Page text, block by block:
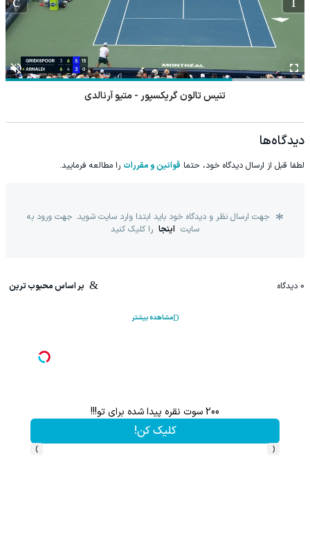
تنیس تالون گریکسپور - متیو آرنالدی
دیدگاه‌ها
لطفا قبل از ارسال دیدگاه خود، حتما قوانین و مقررات را مطالعه فرمایید.
جهت ارسال نظر و دیدگاه خود باید ابتدا وارد سایت شوید. جهت ورود به
سایت اینجا را کلیک کنید
0 دیدگاه بر اساس محبوب ترین
مشاهده بیشتر
200 سوت نقره پیدا شده برای تو!!!
کلیک کن!
‹
›